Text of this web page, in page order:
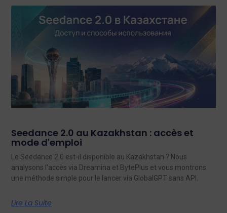
Seedance 2.0 au Kazakhstan : accès et
mode d'emploi
Le Seedance 2.0 est-il disponible au Kazakhstan ? Nous
analysons l'accès via Dreamina et BytePlus et vous montrons
une méthode simple pour le lancer via GlobalGPT sans API.
Lire La Suite